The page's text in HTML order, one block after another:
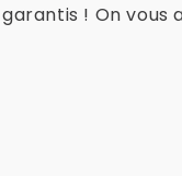
! On